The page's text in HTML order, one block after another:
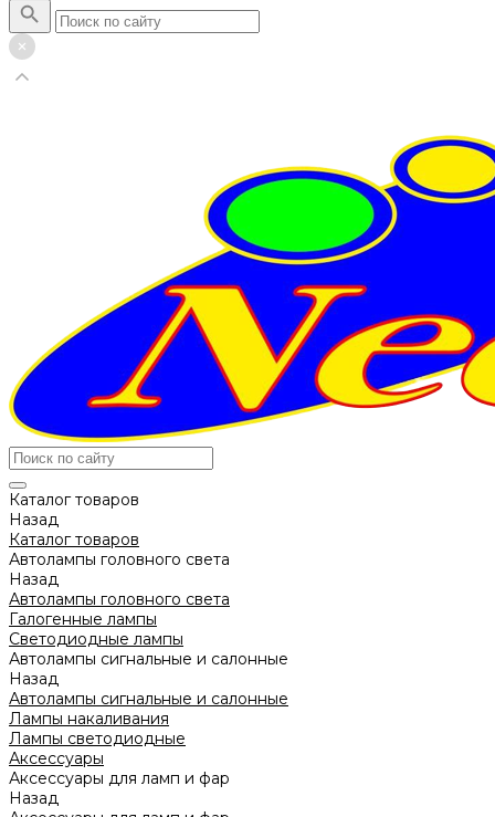
Каталог товаров
Назад
Каталог товаров
Автолампы головного света
Назад
Автолампы головного света
Галогенные лампы
Светодиодные лампы
Автолампы сигнальные и салонные
Назад
Автолампы сигнальные и салонные
Лампы накаливания
Лампы светодиодные
Аксессуары
Аксессуары для ламп и фар
Назад